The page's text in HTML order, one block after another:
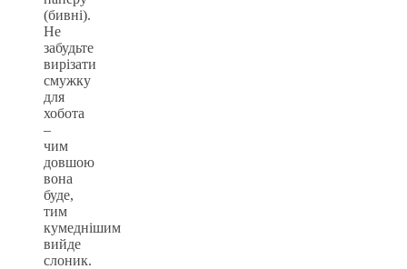
(бивні).
Не
забудьте
вирізати
смужку
для
хобота
–
чим
довшою
вона
буде,
тим
кумеднішим
вийде
слоник.